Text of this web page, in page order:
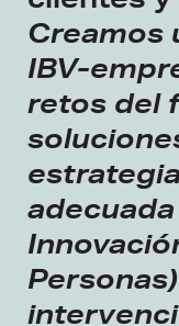
Creamos
IBV-
retos del